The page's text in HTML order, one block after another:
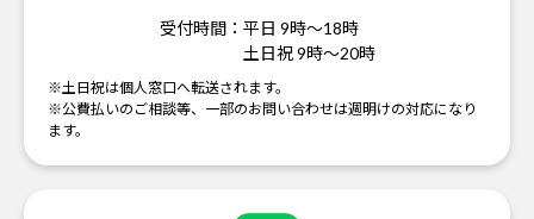
受付時間： 平日 9時～18時
土日祝 9時～20時
※土日祝は個人窓口へ転送されます。
※公費払いのご相談等、一部のお問い合わせは週明けの対応になり
ます。